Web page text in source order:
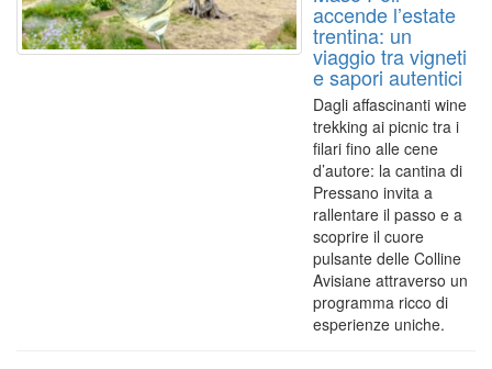
accende l’estate
trentina: un
viaggio tra vigneti
e sapori autentici
Dagli affascinanti wine
trekking ai picnic tra i
filari fino alle cene
d’autore: la cantina di
Pressano invita a
rallentare il passo e a
scoprire il cuore
pulsante delle Colline
Avisiane attraverso un
programma ricco di
esperienze uniche.